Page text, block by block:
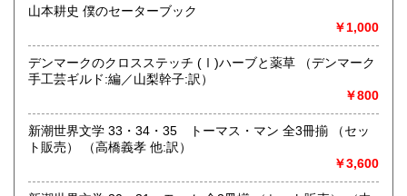
沖縄県 230円
営業時間：11:00〜20:00 (無店舗営業)
定休日：日曜日定休
年代を問わず、すべての書籍及び雑誌が買取対象です。
特に昔のミステリーや探偵小説、幻想文学、怪奇文学、SF小
説及びそれらに関連する書籍で珍しいものがございました
山本耕史 僕のセーターブック
￥1,000
デンマークのクロスステッチ (Ⅰ)ハーブと薬草 （デンマーク
手工芸ギルド:編／山梨幹子:訳）
￥800
新潮世界文学 33・34・35 トーマス・マン 全3冊揃 （セッ
ト販売） （高橋義孝 他:訳）
￥3,600